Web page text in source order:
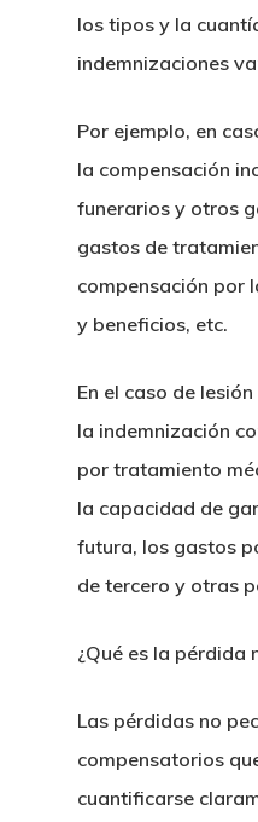
los tipos y la
indemnizaciones
Por ejemplo, en
la compensación
funerarios y otros
gastos de
compensación por
y beneficios, etc.
En el caso de
la indemnización
por tratamiento
la capacidad de
futura, los gastos
de tercero y otras
¿Qué es la pérdida
Las pérdidas no
compensatorios
cuantificarse